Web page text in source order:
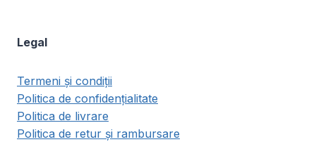
Legal
Termeni și condiții
Politica de confidențialitate
Politica de livrare
Politica de retur și rambursare